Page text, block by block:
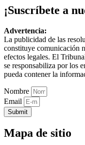
¡Suscríbete a
Advertencia:
La publicidad de las
constituye comunicación
efectos legales. El
se responsabiliza por los
pueda contener la
Nombre
Email
Submit
Mapa de sitio